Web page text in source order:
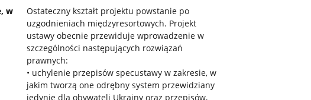
w
Ostateczny kształt projektu powstanie po
uzgodnieniach międzyresortowych. Projekt
ustawy obecnie przewiduje wprowadzenie w
szczególności następujących rozwiązań
prawnych:
• uchylenie przepisów specustawy w zakresie, w
jakim tworzą one odrębny system przewidziany
jedynie dla obywateli Ukrainy oraz przepisów,